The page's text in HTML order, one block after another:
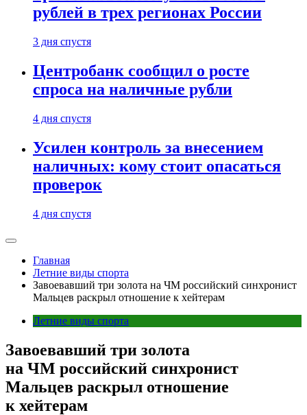
рублей в трех регионах России
3 дня спустя
Центробанк сообщил о росте
спроса на наличные рубли
4 дня спустя
Усилен контроль за внесением
наличных: кому стоит опасаться
проверок
4 дня спустя
Главная
Летние виды спорта
Завоевавший три золота на ЧМ российский синхронист
Мальцев раскрыл отношение к хейтерам
Летние виды спорта
Завоевавший три золота
на ЧМ российский синхронист
Мальцев раскрыл отношение
к хейтерам